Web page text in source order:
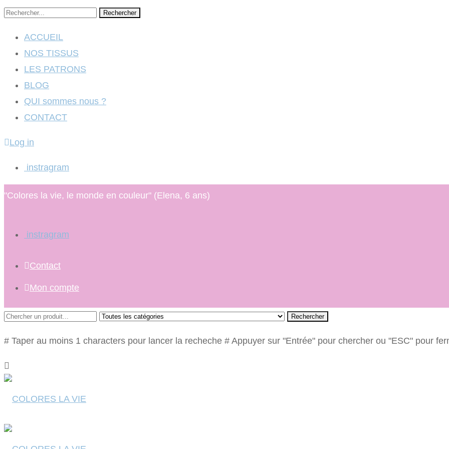
Rechercher
ACCUEIL
NOS TISSUS
LES PATRONS
BLOG
QUI sommes nous ?
CONTACT
Log in
instragram
"Colores la vie, le monde en couleur" (Elena, 6 ans)
instragram
Contact
Mon compte
Rechercher
# Taper au moins 1 characters pour lancer la recheche # Appuyer sur "Entrée" pour chercher ou "ESC" pour